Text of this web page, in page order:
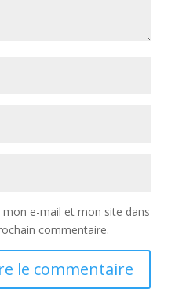
e-mail et mon site dans
commentaire.
le commentaire